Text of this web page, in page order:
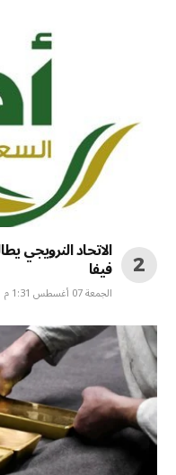
الاتحاد النرويجي
فيفا
الجمعة 07 أغسطس 1:31 م